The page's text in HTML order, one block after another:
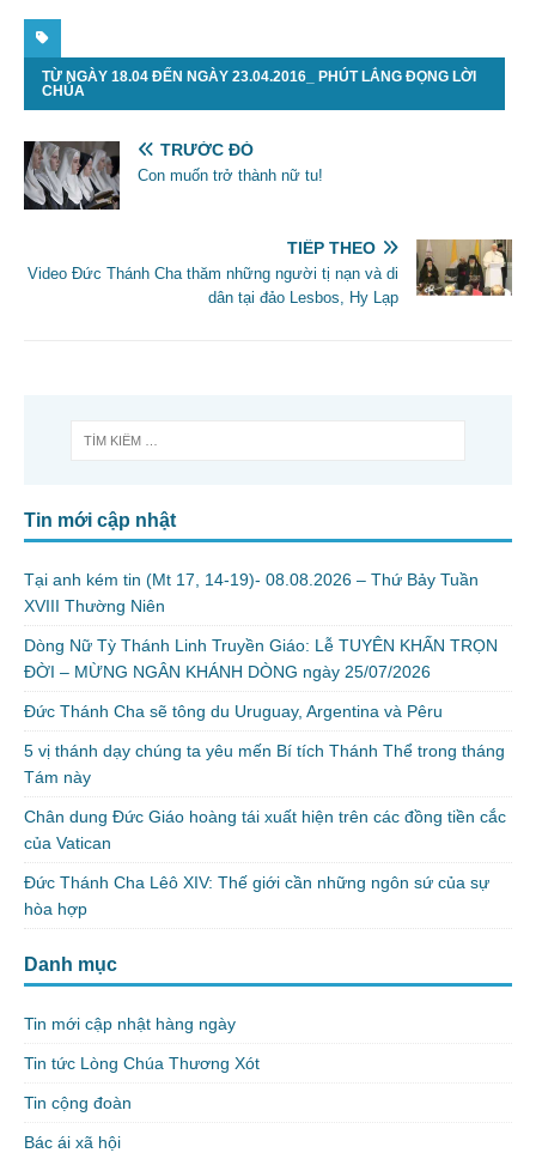
TỪ NGÀY 18.04 ĐẾN NGÀY 23.04.2016_ PHÚT LẮNG ĐỌNG LỜI
CHÚA
TRƯỚC ĐÓ
Con muốn trở thành nữ tu!
TIẾP THEO
Video Đức Thánh Cha thăm những người tị nạn và di
dân tại đảo Lesbos, Hy Lạp
Tin mới cập nhật
Tại anh kém tin (Mt 17, 14-19)- 08.08.2026 – Thứ Bảy Tuần
XVIII Thường Niên
Dòng Nữ Tỳ Thánh Linh Truyền Giáo: Lễ TUYÊN KHẤN TRỌN
ĐỜI – MỪNG NGÂN KHÁNH DÒNG ngày 25/07/2026
Đức Thánh Cha sẽ tông du Uruguay, Argentina và Pêru
5 vị thánh dạy chúng ta yêu mến Bí tích Thánh Thể trong tháng
Tám này
Chân dung Đức Giáo hoàng tái xuất hiện trên các đồng tiền cắc
của Vatican
Đức Thánh Cha Lêô XIV: Thế giới cần những ngôn sứ của sự
hòa hợp
Danh mục
Tin mới cập nhật hàng ngày
Tin tức Lòng Chúa Thương Xót
Tin cộng đoàn
Bác ái xã hội